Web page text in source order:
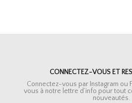
CONNECTEZ-VOUS ET
Connectez-vous par Instagram ou
vous à notre lettre d’info pour tout
nouveautés.